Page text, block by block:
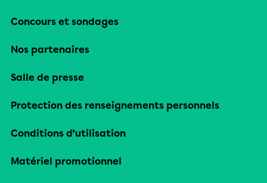
Concours et sondages
Nos partenaires
Salle de presse
Protection des renseignements personnels
Conditions d’utilisation
Matériel promotionnel